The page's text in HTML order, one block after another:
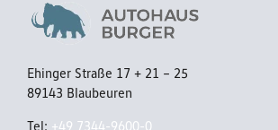
Ehinger Straße 17 + 21 – 25
89143 Blaubeuren
Tel: +49 7344-9600-0